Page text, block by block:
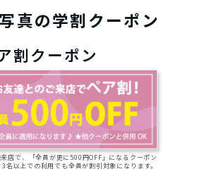
真の学割クーポン
割クーポン
店で、「全員が更に500円OFF」になるクーポン
3名以上での利用でも全員が割引対象になります。